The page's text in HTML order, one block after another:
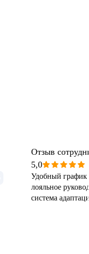
Отзыв
5,0
Удобный график
лояльное
система